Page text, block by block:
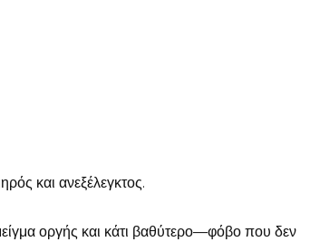
και ανεξέλεγκτος.
οργής και κάτι βαθύτερο—φόβο που δεν